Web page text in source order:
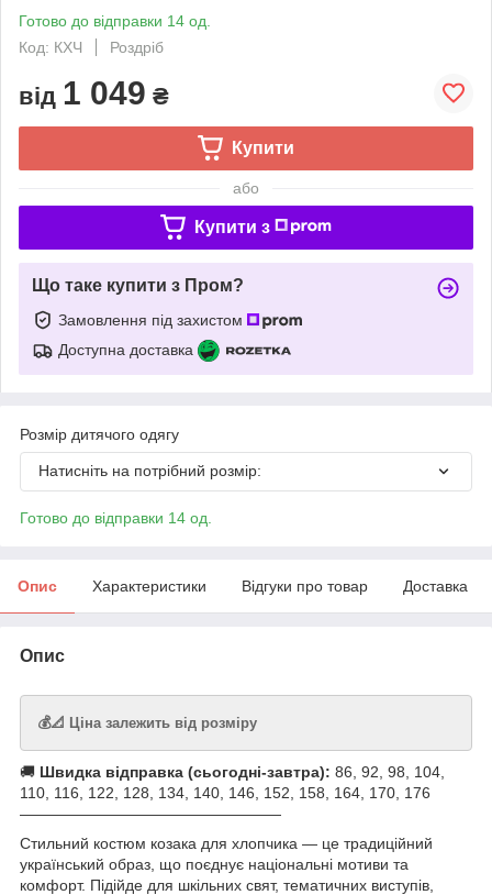
Готово до відправки 14 од.
Код: КХЧ
Роздріб
від 1 049 ₴
Купити
або
Купити з
Що таке купити з Пром?
Замовлення під захистом
Доступна доставка
Розмір дитячого одягу
Натисніть на потрібний розмір:
Готово до відправки 14 од.
Опис Характеристики Відгуки про товар Доставка
Опис
💰📐 Ціна залежить від розміру
🚚 Швидка відправка (сьогодні-завтра): 86, 92, 98, 104,
110, 116, 122, 128, 134, 140, 146, 152, 158, 164, 170, 176
—————————————————
Стильний костюм козака для хлопчика — це традиційний
український образ, що поєднує національні мотиви та
комфорт. Підійде для шкільних свят, тематичних виступів,